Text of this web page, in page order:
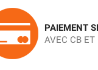
PAIEMENT
AVEC CB ET